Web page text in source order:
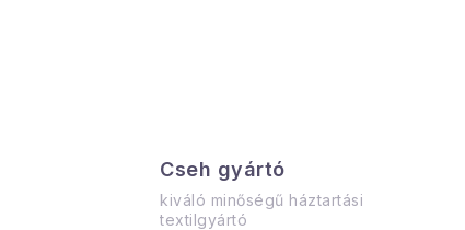
Cseh gyártó
kiváló minőségű háztartási
textilgyártó